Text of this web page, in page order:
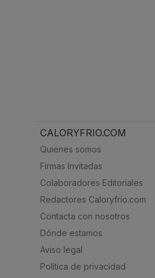
CALORYFRIO.COM
Quienes somos
Firmas Invitadas
Colaboradores Editoriales
Redactores Caloryfrio.com
Contacta con nosotros
Dónde estamos
Aviso legal
Política de privacidad